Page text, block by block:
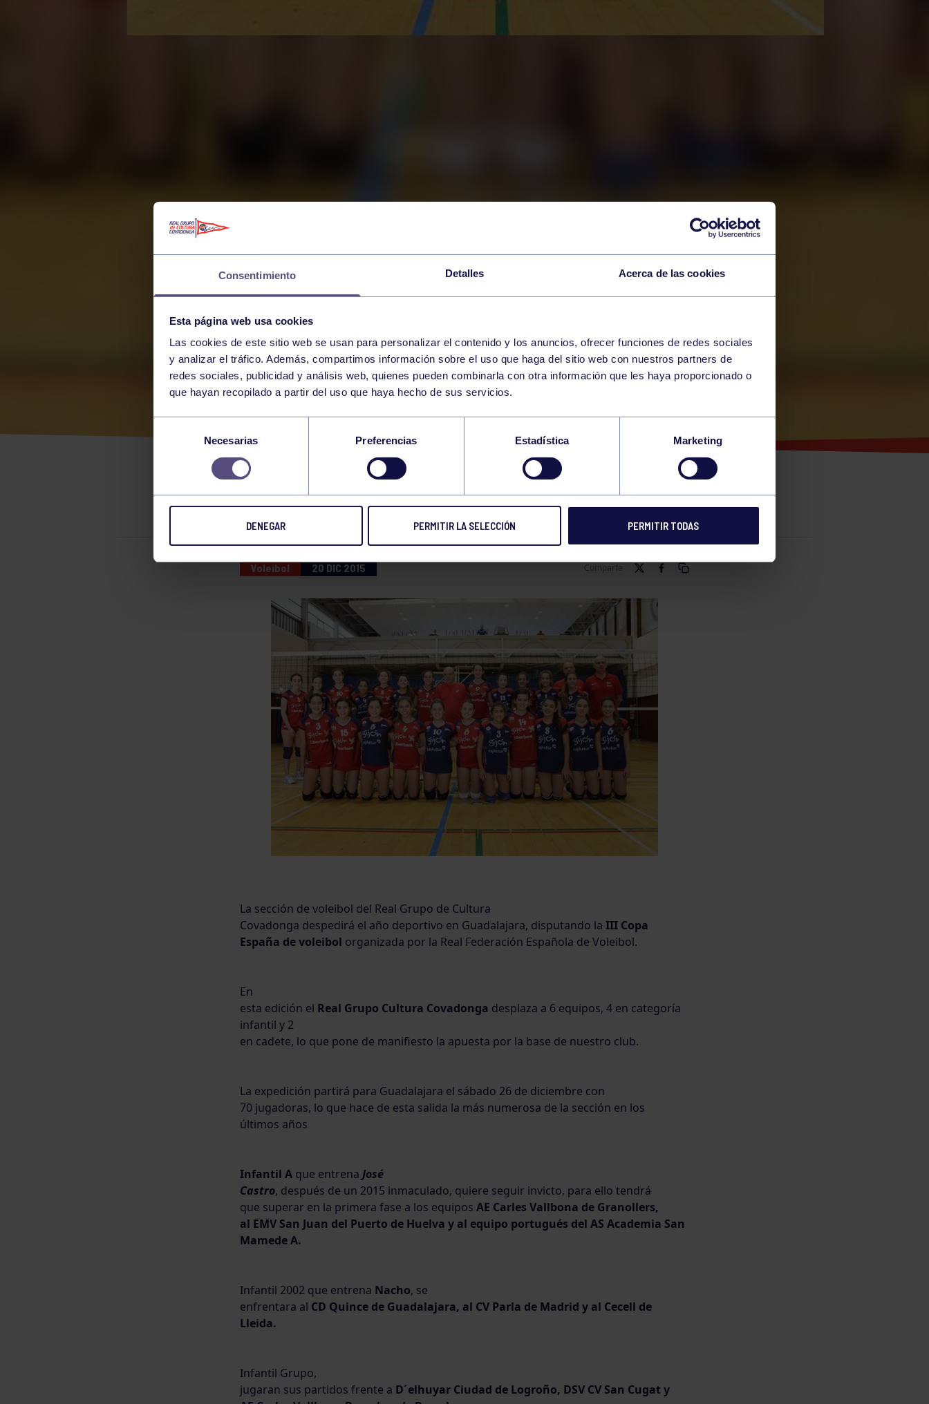
Consentimiento Detalles Acerca de las cookies
Esta página web usa cookies
Las cookies de este sitio web se usan para personalizar el contenido y los anuncios, ofrecer funciones de redes sociales
y analizar el tráfico. Además, compartimos información sobre el uso que haga del sitio web con nuestros partners de
redes sociales, publicidad y análisis web, quienes pueden combinarla con otra información que les haya proporcionado o
que hayan recopilado a partir del uso que haya hecho de sus servicios.
consentimiento
Necesarias Preferencias Estadística Marketing
DENEGAR PERMITIR LA SELECCIÓN PERMITIR TODAS
VOLEIBOL
III COPA DE ESPAÑA DE VOLEIBOL
Voleibol 20 DIC 2015 Comparte
La sección de voleibol del Real Grupo de Cultura
Covadonga despedirá el año deportivo en Guadalajara, disputando la III Copa
España de voleibol organizada por la Real Federación Española de Voleibol.
En
esta edición el Real Grupo Cultura Covadonga desplaza a 6 equipos, 4 en categoría
infantil y 2
en cadete, lo que pone de manifiesto la apuesta por la base de nuestro club.
La expedición partirá para Guadalajara el sábado 26 de diciembre con
70 jugadoras, lo que hace de esta salida la más numerosa de la sección en los
últimos años
Infantil Aque entrena José
Castro, después de un 2015 inmaculado, quiere seguir invicto, para ello tendrá
que superar en la primera fase a los equipos AE Carles Vallbona de Granollers,
al EMV San Juan del Puerto de Huelva y al equipo portugués del AS Academia San
Mamede A.
Infantil 2002 que entrena Nacho, se
enfrentara al CD Quince de Guadalajara, al CV Parla de Madrid y al Cecell de
Lleida.
Infantil Grupo,
jugaran sus partidos frente a D´elhuyar Ciudad de Logroño, DSV CV San Cugat y